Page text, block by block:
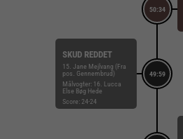
50:34
49:59
SKUD REDDET
15. Jane Mejlvang (Fra
pos. Gennembrud)
Målvogter: 16. Lucca
Else Bøg Hede
Score: 24-24